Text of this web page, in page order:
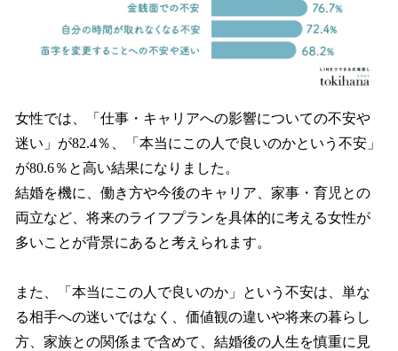
女性では、「仕事・キャリアへの影響についての不安や
迷い」が82.4％、「本当にこの人で良いのかという不安」
が80.6％と高い結果になりました。
結婚を機に、働き方や今後のキャリア、家事・育児との
両立など、将来のライフプランを具体的に考える女性が
多いことが背景にあると考えられます。
また、「本当にこの人で良いのか」という不安は、単な
る相手への迷いではなく、価値観の違いや将来の暮らし
方、家族との関係まで含めて、結婚後の人生を慎重に見